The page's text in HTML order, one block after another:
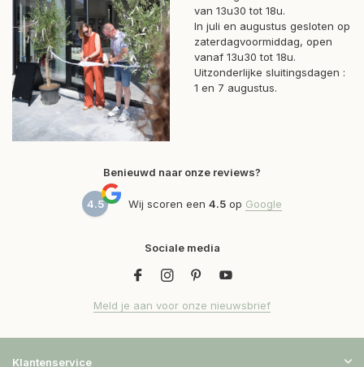
van 13u30 tot 18u.
In juli en augustus gesloten op
zaterdagvoormiddag, open
vanaf 13u30 tot 18u.
Uitzonderlijke sluitingsdagen :
1 en 7 augustus.
Benieuwd naar onze reviews?
4.5 Wij scoren een 4.5 op Google
Sociale media
Meld je aan voor onze nieuwsbrief
Klantenservice